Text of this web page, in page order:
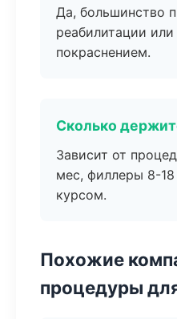
Да, большинство
реабилитации
покраснением.
Сколько
Зависит от
мес, филлеры 8-
курсом.
Похожие
процедуры